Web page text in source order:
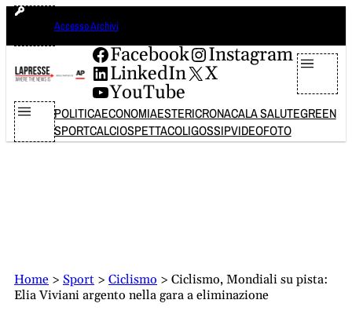
Vai
contenuto
Accesso Archivi
Facebook
Instagram
LinkedIn
X
YouTube
POLITICAECONOMIAESTERICRONACALA SALUTEGREEN
SPORTCALCIOSPETTACOLIGOSSIPVIDEOFOTO
Home > Sport > Ciclismo > Ciclismo, Mondiali su pista:
Elia Viviani argento nella gara a eliminazione